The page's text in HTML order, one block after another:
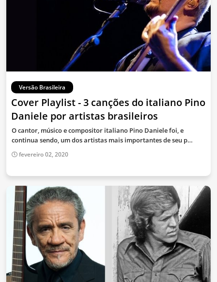
Versão Brasileira
Cover Playlist - 3 canções do italiano Pino
Daniele por artistas brasileiros
O cantor, músico e compositor italiano Pino Daniele foi, e
continua sendo, um dos artistas mais importantes de seu p…
fevereiro 02, 2020